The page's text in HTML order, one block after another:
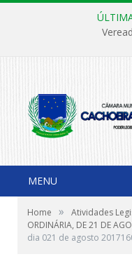
MENU
Home » Atividades
ORDINÁRIA, DE 21 DE
dia 021 de agosto